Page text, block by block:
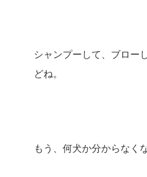
シャンプーして、ブロー
どね。
もう、何犬か分からなく